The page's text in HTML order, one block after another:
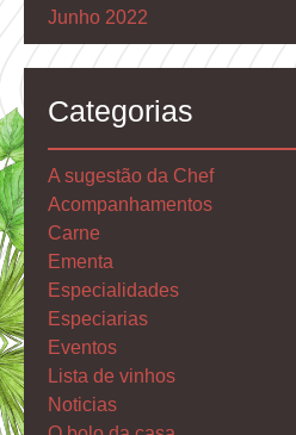
Junho 2022
Categorias
A sugestão da Chef
Acompanhamentos
Carne
Ementa
Especialidades
Especiarias
Eventos
Lista de vinhos
Noticias